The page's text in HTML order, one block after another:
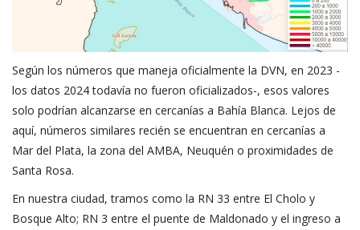
Según los números que maneja oficialmente la DVN, en 2023 -
los datos 2024 todavía no fueron oficializados-, esos valores
solo podrían alcanzarse en cercanías a Bahía Blanca. Lejos de
aquí, números similares recién se encuentran en cercanías a
Mar del Plata, la zona del AMBA, Neuquén o proximidades de
Santa Rosa.
En nuestra ciudad, tramos como la RN 33 entre El Cholo y
Bosque Alto; RN 3 entre el puente de Maldonado y el ingreso a